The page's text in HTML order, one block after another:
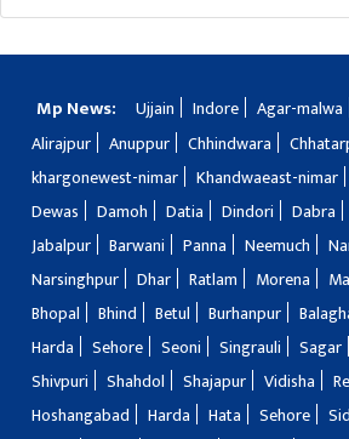
Mp News: Ujjain Indore Agar-malwa
Alirajpur
Anuppur Chhindwara
khargonewest-nimar
Khandwaeast-nimar
Dewas
Damoh Datia Dindori Dabra
Jabalpur
Barwani Panna Neemuch
Narsinghpur
Dhar Ratlam Morena
Bhopal
Bhind Betul Burhanpur
Harda
Sehore Seoni Singrauli Sagar
Shivpuri
Shahdol Shajapur Vidisha
Hoshangabad
Harda Hata Sehore